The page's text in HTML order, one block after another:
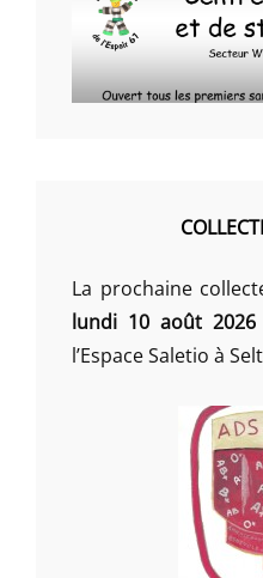
La prochaine
lundi 10 août
l’Espace Saletio à